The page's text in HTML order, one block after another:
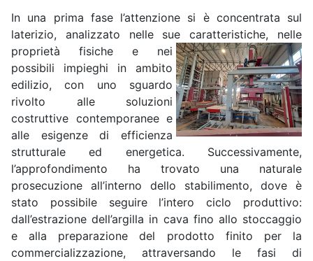
In una prima fase l’attenzione si è concentrata sul
laterizio, analizzato nelle sue caratteristiche, nelle
proprietà fisiche e nei
possibili impieghi in ambito
edilizio, con uno sguardo
rivolto alle soluzioni
costruttive contemporanee e
alle esigenze di efficienza
strutturale ed energetica. Successivamente,
l’approfondimento ha trovato una naturale
prosecuzione all’interno dello stabilimento, dove è
stato possibile seguire l’intero ciclo produttivo:
dall’estrazione dell’argilla in cava fino allo stoccaggio
e alla preparazione del prodotto finito per la
commercializzazione, attraversando le fasi di